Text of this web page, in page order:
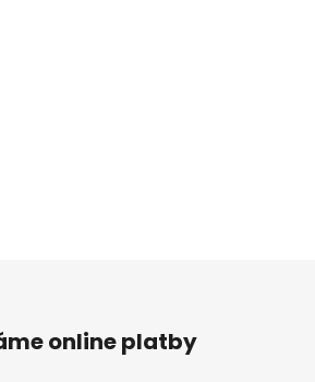
online platby